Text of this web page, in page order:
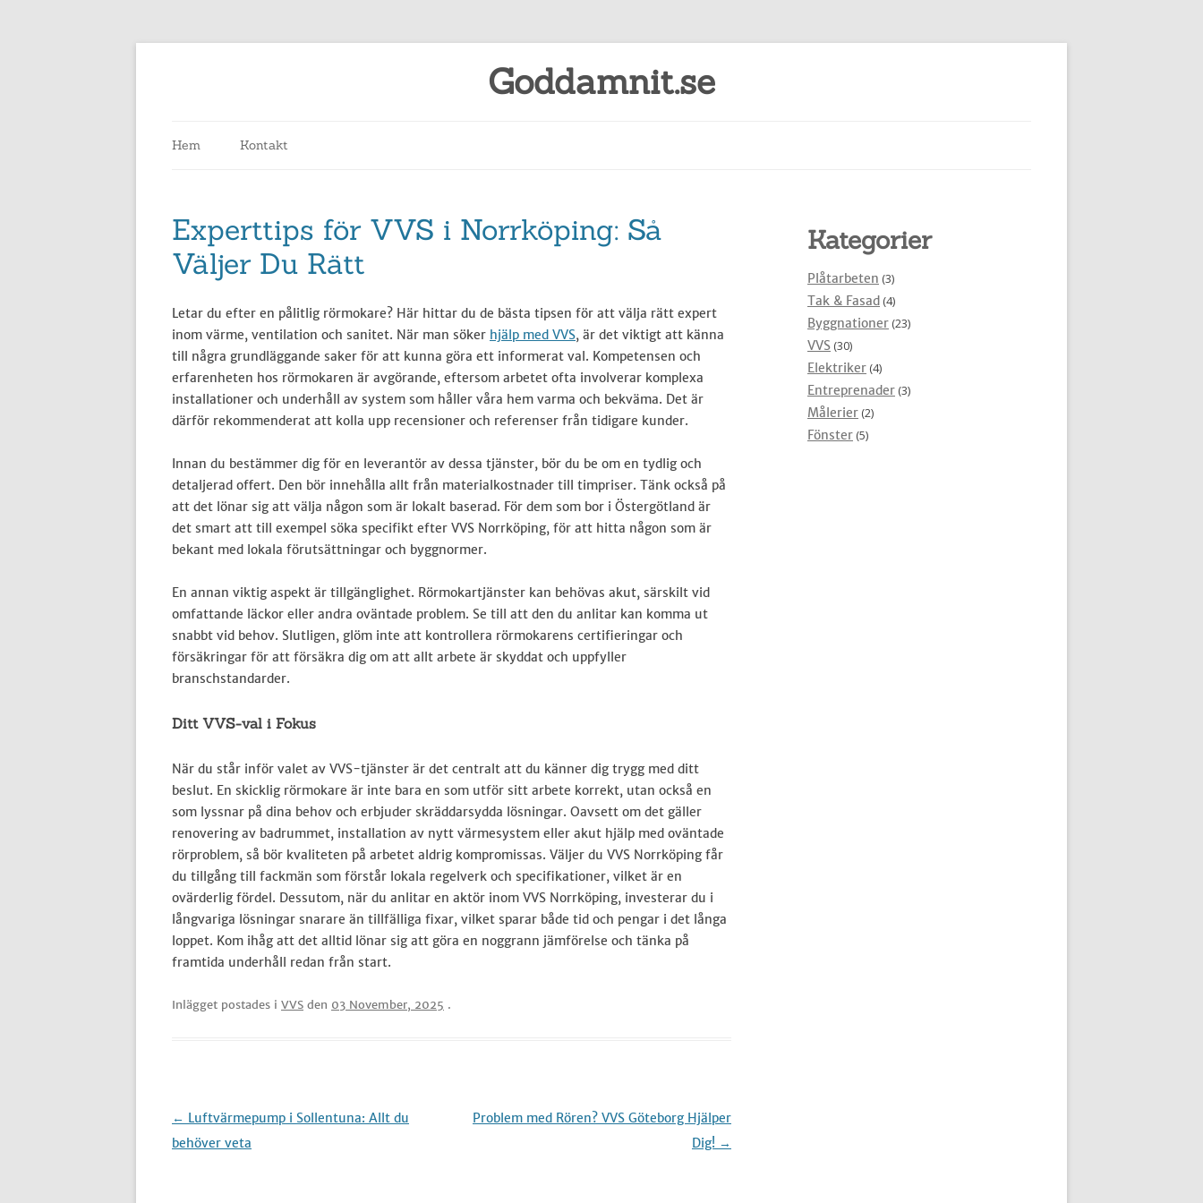
Goddamnit.se
Hem Kontakt
Experttips för VVS i Norrköping: Så
Väljer Du Rätt
Letar du efter en pålitlig rörmokare? Här hittar du de bästa tipsen för att välja rätt expert
inom värme, ventilation och sanitet. När man söker hjälp med VVS, är det viktigt att känna
till några grundläggande saker för att kunna göra ett informerat val. Kompetensen och
erfarenheten hos rörmokaren är avgörande, eftersom arbetet ofta involverar komplexa
installationer och underhåll av system som håller våra hem varma och bekväma. Det är
därför rekommenderat att kolla upp recensioner och referenser från tidigare kunder.
Innan du bestämmer dig för en leverantör av dessa tjänster, bör du be om en tydlig och
detaljerad offert. Den bör innehålla allt från materialkostnader till timpriser. Tänk också på
att det lönar sig att välja någon som är lokalt baserad. För dem som bor i Östergötland är
det smart att till exempel söka specifikt efter VVS Norrköping, för att hitta någon som är
bekant med lokala förutsättningar och byggnormer.
En annan viktig aspekt är tillgänglighet. Rörmokartjänster kan behövas akut, särskilt vid
omfattande läckor eller andra oväntade problem. Se till att den du anlitar kan komma ut
snabbt vid behov. Slutligen, glöm inte att kontrollera rörmokarens certifieringar och
försäkringar för att försäkra dig om att allt arbete är skyddat och uppfyller
branschstandarder.
Ditt VVS-val i Fokus
När du står inför valet av VVS-tjänster är det centralt att du känner dig trygg med ditt
beslut. En skicklig rörmokare är inte bara en som utför sitt arbete korrekt, utan också en
som lyssnar på dina behov och erbjuder skräddarsydda lösningar. Oavsett om det gäller
renovering av badrummet, installation av nytt värmesystem eller akut hjälp med oväntade
rörproblem, så bör kvaliteten på arbetet aldrig kompromissas. Väljer du VVS Norrköping får
du tillgång till fackmän som förstår lokala regelverk och specifikationer, vilket är en
ovärderlig fördel. Dessutom, när du anlitar en aktör inom VVS Norrköping, investerar du i
långvariga lösningar snarare än tillfälliga fixar, vilket sparar både tid och pengar i det långa
loppet. Kom ihåg att det alltid lönar sig att göra en noggrann jämförelse och tänka på
framtida underhåll redan från start.
Inlägget postades i VVS den 03 November, 2025 .
Inläggsnavigering
← Luftvärmepump i Sollentuna: Allt du
behöver veta
Problem med Rören? VVS Göteborg Hjälper
Dig! →
Kategorier
Plåtarbeten (3)
Tak & Fasad (4)
Byggnationer (23)
VVS (30)
Elektriker (4)
Entreprenader (3)
Målerier (2)
Fönster (5)